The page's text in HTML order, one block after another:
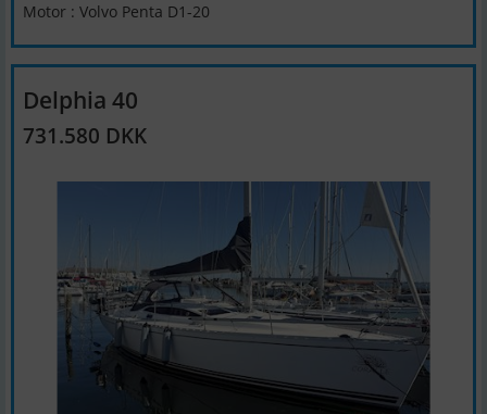
Motor : Volvo Penta D1-20
Delphia 40
731.580 DKK